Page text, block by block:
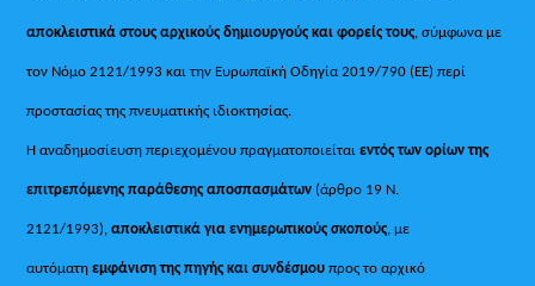
αποκλειστικά στους αρχικούς δημιουργούς και φορείς τους, σύμφωνα με
τον Νόμο 2121/1993 και την Ευρωπαϊκή Οδηγία 2019/790 (ΕΕ) περί
προστασίας της πνευματικής ιδιοκτησίας.
Η αναδημοσίευση περιεχομένου πραγματοποιείταιεντός των ορίων της
επιτρεπόμενης παράθεσης αποσπασμάτων (άρθρο 19 Ν.
2121/1993), αποκλειστικά για ενημερωτικούς σκοπούς, με
αυτόματηεμφάνιση της πηγής και συνδέσμου προς το αρχικό